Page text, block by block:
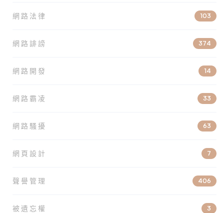
網路法律 103
網路誹謗 374
網路開發 14
網路霸凌 33
網路騷擾 63
網頁設計 7
聲譽管理 406
被遺忘權 3